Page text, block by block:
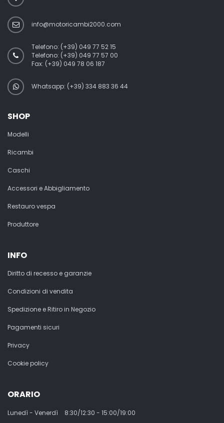
info@motoricambi2000.com
Telefono: (+39) 049 77 52 15
Telefono: (+39) 049 77 57 00
Fax: (+39) 049 78 06 187
Whatsapp: (+39) 334 883 36 44
SHOP
Modelli
Ricambi
Caschi
Accessori e Abbigliamento
Restauro vespa
Produttore
INFO
Diritto di recesso e garanzie
Condizioni di vendita
Spedizione e Ritiro in Negozio
Pagamenti sicuri
Privacy
Cookie policy
ORARIO
Lunedì - Venerdì 8:30/12:30 - 15:00/19:00